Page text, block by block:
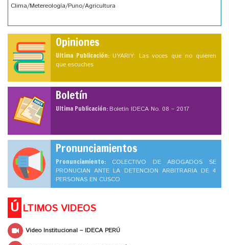
Clima/Metereología/Puno/Agricultura
Opiniones
Ultima Publicación: UYARIY: Las voces que no quieren
que escuches
Boletín
Ultima Publicación:Boletín IDECA No. 08 – 2017
Pronunciamientos
Pronunciamiento: COLECTIVO DE ABOGADOS SE
PRONUCIAN ANTE LA DETENCION ARBITRARIA DE 4
PERSONAS EN CUSCO
Ú LTIMOS VIDEOS
Video Institucional – IDECA PERÚ